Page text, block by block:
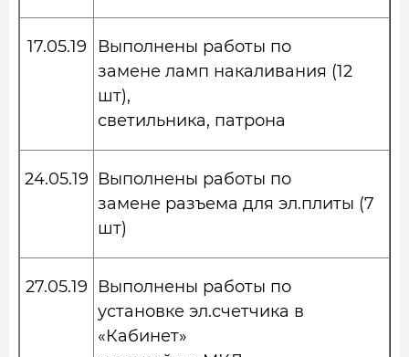
17.05.19
Выполнены работы по
замене ламп накаливания (12
шт),
светильника, патрона
24.05.19 Выполнены работы по
замене разъема для эл.плиты (7
шт)
27.05.19
Выполнены работы по
установке эл.счетчика в
«Кабинет»